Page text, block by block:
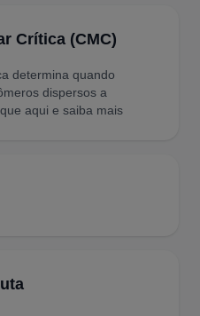
Crítica (CMC)
determina quando
dispersos a
aqui e saiba mais